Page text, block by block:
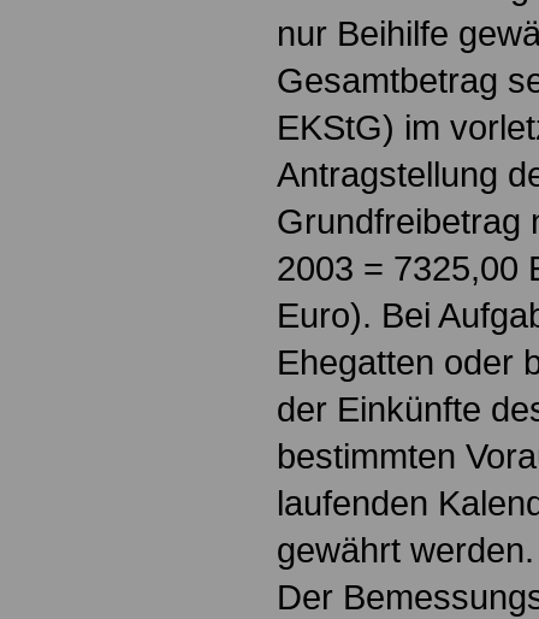
nur Beihilfe
Gesamtbetrag
EKStG) im
Antragstellung
Grundfreibetrag
2003 = 7325,00
Euro). Bei
Ehegatten oder
der Einkünfte
bestimmten
laufenden
gewährt werden.
Der